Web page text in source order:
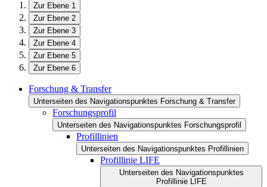
Zur Ebene 1
Zur Ebene 2
Zur Ebene 3
Zur Ebene 4
Zur Ebene 5
Zur Ebene 6
Forschung & Transfer
Unterseiten des Navigationspunktes Forschung & Transfer
Forschungsprofil
Unterseiten des Navigationspunktes Forschungsprofil
Profillinien
Unterseiten des Navigationspunktes Profillinien
Profillinie LIFE
Unterseiten des Navigationspunktes
Profillinie LIFE